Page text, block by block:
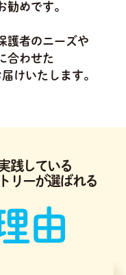
勧めです。
護者のニーズや
合わせた
けいたします。
践している
リーが選ばれる
由